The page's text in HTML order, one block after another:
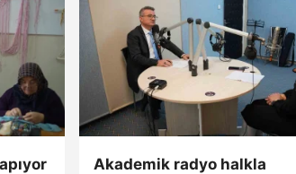
Akademik radyo halkla